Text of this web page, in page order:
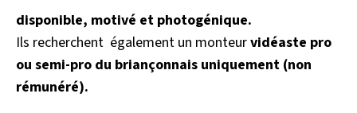
disponible, motivé et photogénique.
Ils recherchent également un monteurvidéaste pro
ou semi-pro du briançonnais uniquement (non
rémunéré).